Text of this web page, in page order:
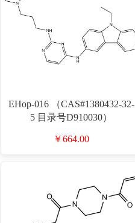
EHop-016 （CAS#1380432-32-
5 目录号D910030）
￥664.00